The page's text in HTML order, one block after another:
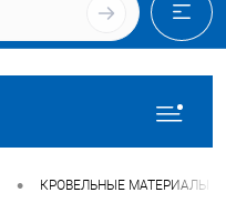
• КРОВЕЛЬНЫЕ МАТЕРИАЛЫ